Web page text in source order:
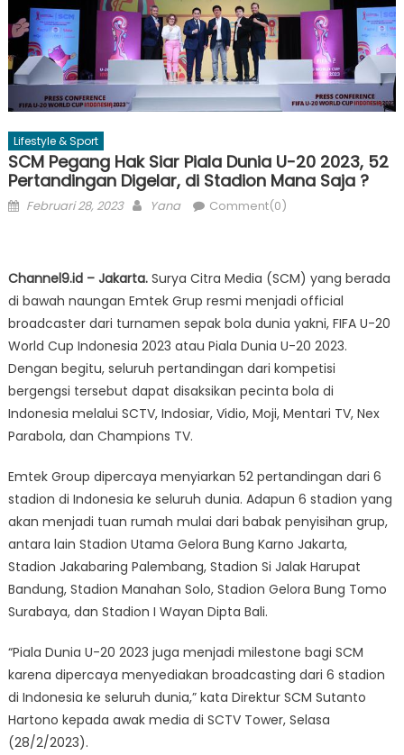
Lifestyle & Sport
SCM Pegang Hak Siar Piala Dunia U-20 2023, 52
Pertandingan Digelar, di Stadion Mana Saja ?
Posted
Februari 28, 2023 Author
Yana Comment(0)
Channel9.id – Jakarta. Surya Citra Media (SCM) yang berada
di bawah naungan Emtek Grup resmi menjadi official
broadcaster dari turnamen sepak bola dunia yakni, FIFA U-20
World Cup Indonesia 2023 atau Piala Dunia U-20 2023.
Dengan begitu, seluruh pertandingan dari kompetisi
bergengsi tersebut dapat disaksikan pecinta bola di
Indonesia melalui SCTV, Indosiar, Vidio, Moji, Mentari TV, Nex
Parabola, dan Champions TV.
Emtek Group dipercaya menyiarkan 52 pertandingan dari 6
stadion di Indonesia ke seluruh dunia. Adapun 6 stadion yang
akan menjadi tuan rumah mulai dari babak penyisihan grup,
antara lain Stadion Utama Gelora Bung Karno Jakarta,
Stadion Jakabaring Palembang, Stadion Si Jalak Harupat
Bandung, Stadion Manahan Solo, Stadion Gelora Bung Tomo
Surabaya, dan Stadion I Wayan Dipta Bali.
“Piala Dunia U-20 2023 juga menjadi milestone bagi SCM
karena dipercaya menyediakan broadcasting dari 6 stadion
di Indonesia ke seluruh dunia,” kata Direktur SCM Sutanto
Hartono kepada awak media di SCTV Tower, Selasa
(28/2/2023).